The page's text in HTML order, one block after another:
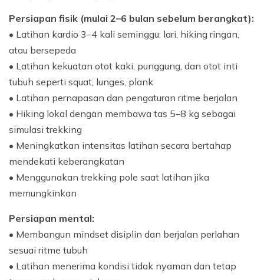
Persiapan fisik (mulai 2–6 bulan sebelum berangkat):
• Latihan kardio 3–4 kali seminggu: lari, hiking ringan,
atau bersepeda
• Latihan kekuatan otot kaki, punggung, dan otot inti
tubuh seperti squat, lunges, plank
• Latihan pernapasan dan pengaturan ritme berjalan
• Hiking lokal dengan membawa tas 5–8 kg sebagai
simulasi trekking
• Meningkatkan intensitas latihan secara bertahap
mendekati keberangkatan
• Menggunakan trekking pole saat latihan jika
memungkinkan
Persiapan mental:
• Membangun mindset disiplin dan berjalan perlahan
sesuai ritme tubuh
• Latihan menerima kondisi tidak nyaman dan tetap